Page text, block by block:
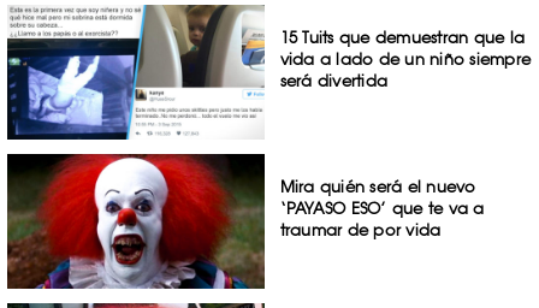
15 Tuits que demuestran que la
vida a lado de un niño siempre
será divertida
Mira quién será el nuevo
‘PAYASO ESO’ que te va a
traumar de por vida